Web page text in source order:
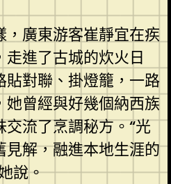
，廣東游客崔靜宜在疾
進了古城的炊火日
對聯、掛燈籠，一路
曾經與好幾個納西族
交流了烹調秘方。“光
解，融進本地生涯的
說。